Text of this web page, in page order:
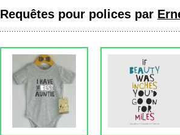
Requêtes pour polices par